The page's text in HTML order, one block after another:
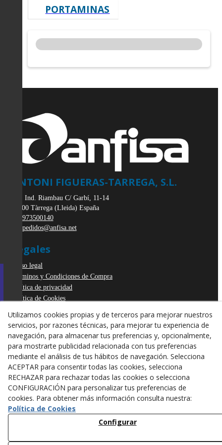
PORTAMINAS
ANTONI FIGUERAS-TARREGA, S.L.
Pol. Ind. Riambau C/ Garbí, 11-14
25300 Tàrrega (Lleida) España
973500140
pedidos@anfisa.net
Legales
Aviso legal
Términos y Condiciones de Compra
Política de privacidad
Política de Cookies
Derecho de desistimiento
Utilizamos cookies propias y de terceros para mejorar nuestros
servicios, por razones técnicas, para mejorar tu experiencia de
navegación, para almacenar tus preferencias y, opcionalmente,
para mostrarte publicidad relacionada con tus preferencias
mediante el análisis de tus hábitos de navegación. Selecciona
ACEPTAR para consentir todas las cookies, selecciona
RECHAZAR para rechazar todas las cookies o selecciona
CONFIGURACIÓN para personalizar tus preferencias de
cookies. Para obtener más información consulta nuestra:
Política de Cookies
Configurar